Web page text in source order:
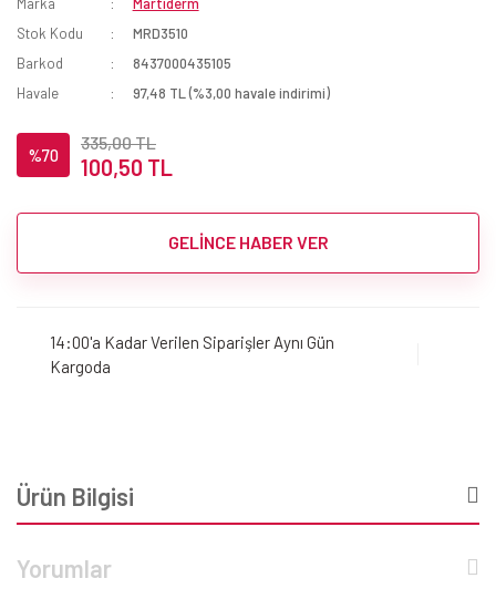
Stok Kodu
MRD3510
Barkod
8437000435105
Havale
97,48 TL (%3,00 havale indirimi)
%70
335,00 TL
100,50 TL
GELİNCE HABER VER
14:00'a Kadar Verilen Siparişler Aynı Gün
Kargoda
Ürün Bilgisi
Yorumlar